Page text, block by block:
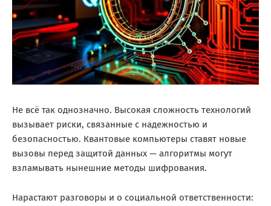
Не всё так однозначно. Высокая сложность технологий
вызывает риски, связанные с надежностью и
безопасностью. Квантовые компьютеры ставят новые
вызовы перед защитой данных — алгоритмы могут
взламывать нынешние методы шифрования.
Нарастают разговоры и о социальной ответственности: